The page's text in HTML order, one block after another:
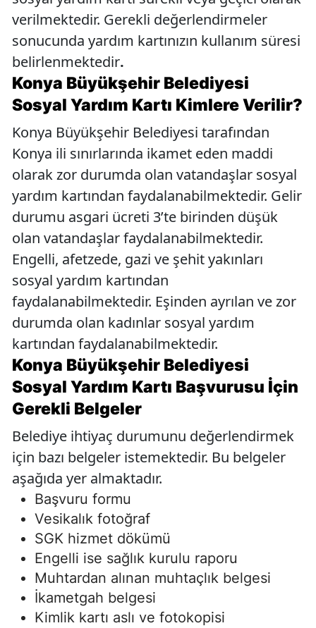
verilmektedir. Gerekli değerlendirmeler
sonucunda yardım kartınızın kullanım süresi
belirlenmektedir.
Konya Büyükşehir Belediyesi
Sosyal Yardım Kartı Kimlere Verilir?
Konya Büyükşehir Belediyesi tarafından
Konya ili sınırlarında ikamet eden maddi
olarak zor durumda olan vatandaşlar sosyal
yardım kartından faydalanabilmektedir. Gelir
durumu asgari ücreti 3’te birinden düşük
olan vatandaşlar faydalanabilmektedir.
Engelli, afetzede, gazi ve şehit yakınları
sosyal yardım kartından
faydalanabilmektedir. Eşinden ayrılan ve zor
durumda olan kadınlar sosyal yardım
kartından faydalanabilmektedir.
Konya Büyükşehir Belediyesi
Sosyal Yardım Kartı Başvurusu İçin
Gerekli Belgeler
Belediye ihtiyaç durumunu değerlendirmek
için bazı belgeler istemektedir. Bu belgeler
aşağıda yer almaktadır.
Başvuru formu
Vesikalık fotoğraf
SGK hizmet dökümü
Engelli ise sağlık kurulu raporu
Muhtardan alınan muhtaçlık belgesi
İkametgah belgesi
Kimlik kartı aslı ve fotokopisi